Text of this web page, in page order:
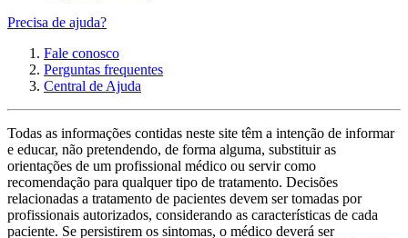
Precisa de ajuda?
Fale conosco
Perguntas frequentes
Central de Ajuda
Todas as informações contidas neste site têm a intenção de informar
e educar, não pretendendo, de forma alguma, substituir as
orientações de um profissional médico ou servir como
recomendação para qualquer tipo de tratamento. Decisões
relacionadas a tratamento de pacientes devem ser tomadas por
profissionais autorizados, considerando as características de cada
paciente. Se persistirem os sintomas, o médico deverá ser